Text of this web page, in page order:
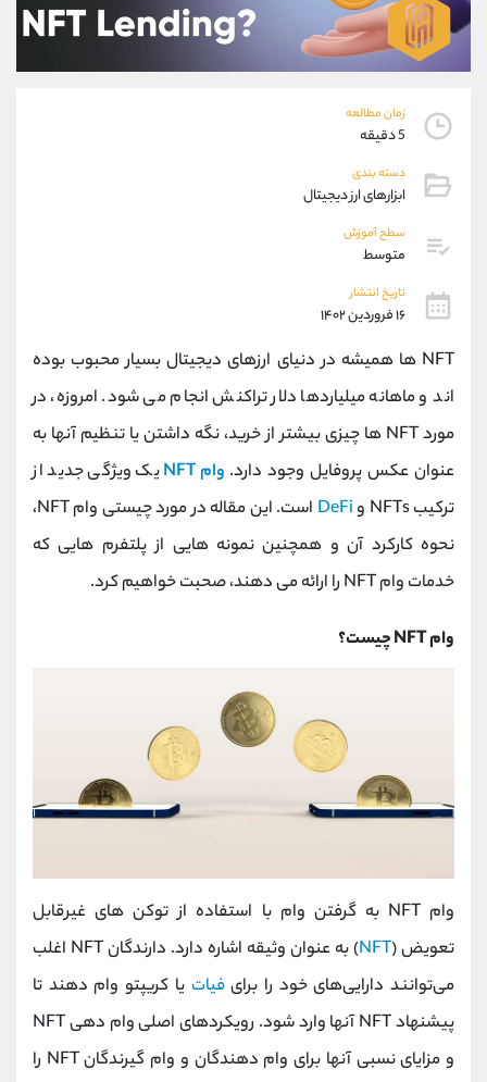
زمان مطالعه
5 دقیقه
دسته بندی
ابزارهای ارز دیجیتال
سطح آموزش
متوسط
تاریخ انتشار
۱۶ فروردین ۱۴۰۲
NFT ها همیشه در دنیای ارزهای دیجیتال بسیار محبوب بوده
اند و ماهانه میلیاردها دلار تراکنش انجام می شود. امروزه، در
مورد NFT ها چیزی بیشتر از خرید، نگه داشتن یا تنظیم آنها به
عنوان عکس پروفایل وجود دارد. وام NFT
یک ویژگی جدید از
ترکیب NFTs و
DeFi
است. این مقاله در مورد چیستی وام NFT،
نحوه کارکرد آن و همچنین نمونه هایی از پلتفرم هایی که
خدمات وام NFT را ارائه می دهند، صحبت خواهیم کرد.
وام NFT چیست؟
وام NFT به گرفتن وام با استفاده از توکن های غیرقابل
تعویض (NFT
) به عنوان وثیقه اشاره دارد. دارندگان NFT اغلب
می‌توانند دارایی‌های خود را برایفیات یا کریپتو وام دهند تا
پیشنهاد NFT آنها وارد شود. رویکردهای اصلی وام دهی NFT
و مزایای نسبی آنها برای وام دهندگان و وام گیرندگان NFT را
09194198792
واتساپ شروع گفتگو
تلگرام
پشتیبان فروش
موبایل
اطلاعات تماس (دفتر فروش)
تلفن 021-22021030
021-22021040
بدون پیش شماره
اینستاگرام @alireza.mehrabii
کانال تلگرام @alirezamehrabi_com
@alirezamehrabi_official